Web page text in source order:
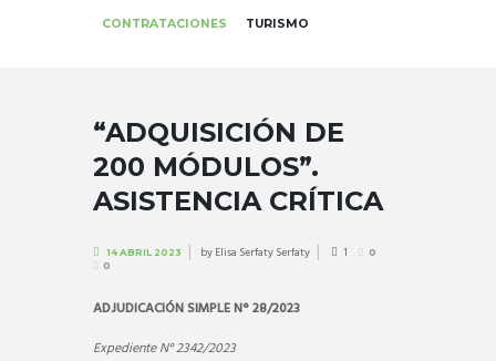
CONTRATACIONES TURISMO
“ADQUISICIÓN DE
200 MÓDULOS”.
ASISTENCIA CRÍTICA
14 ABRIL 2023 byElisa Serfaty Serfaty 1
0
0
ADJUDICACIÓN SIMPLE N° 28/2023
Expediente N° 2342/2023